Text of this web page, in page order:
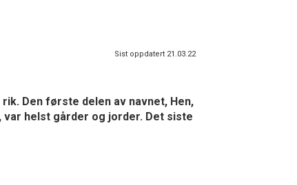
Sist oppdatert 21.03.22
Den første delen av navnet, Hen,
var helst gårder og jorder. Det siste